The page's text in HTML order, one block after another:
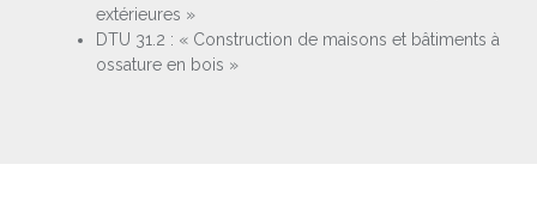
extérieures »
DTU 31.2 : « Construction de maisons et bâtiments à
ossature en bois »